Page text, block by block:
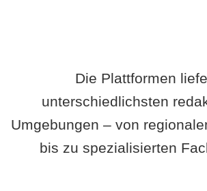
Die Plattformen
unterschiedlichsten
Umgebungen – von
bis zu spezialisierten